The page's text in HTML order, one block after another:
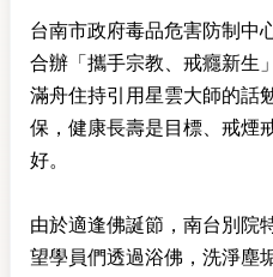
台南市政府毒品危害防制中
合辦「攜手宗教、戒癮新生
滿舟住持引用星雲大師的話
保，健康長壽是目標、戒煙
好。
由於適逢佛誕節，南台別院
望學員們透過浴佛，洗淨塵